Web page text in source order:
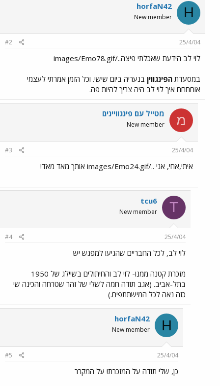
H
horfaN42
New member
25/4/04
#2
לוי לב הידעת שאכלתי פיצה../images/Emo78.gif
במסעדת הפינגווין בנעריה ביום שישי. וכל הזמן אמרתי לעצמי
אוחחחח איך לוי לב היה צריך להיות פה.
מ מטייל עם פינגוויינים
New member
25/4/04
#3
איתי,אחי, אני ../images/Emo24.gif אותך מאד מאד!
T
tcu6
New member
25/4/04
#4
לוי לב, לכל החבריים שהגיעו למפגש יש
מזכרת קטנה ממנו- לוי לב והחיתולים בשיילג של 1950
בתל-אביב. (אגב תודה חמה לשלי של זהר שטרחה והכינה שי
כזה נאה לכל המישתתפים.)
H
horfaN42
New member
25/4/04
#5
כן, שלי תודה על המזכרת! על המקרר